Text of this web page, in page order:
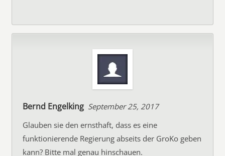
Bernd Engelking September 25, 2017
Glauben sie den ernsthaft, dass es eine
funktionierende Regierung abseits der GroKo geben
kann? Bitte mal genau hinschauen.